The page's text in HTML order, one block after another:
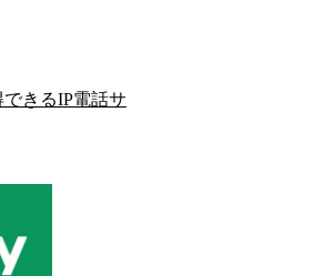
できるIP電話サ